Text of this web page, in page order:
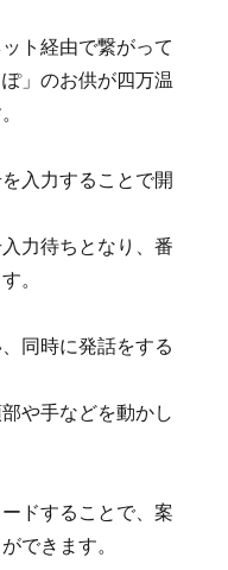
ト経由で繋がって
」のお供が四万温
入力することで開
力待ちとなり、番
。
同時に発話をする
や手などを動かし
ドすることで、案
できます。